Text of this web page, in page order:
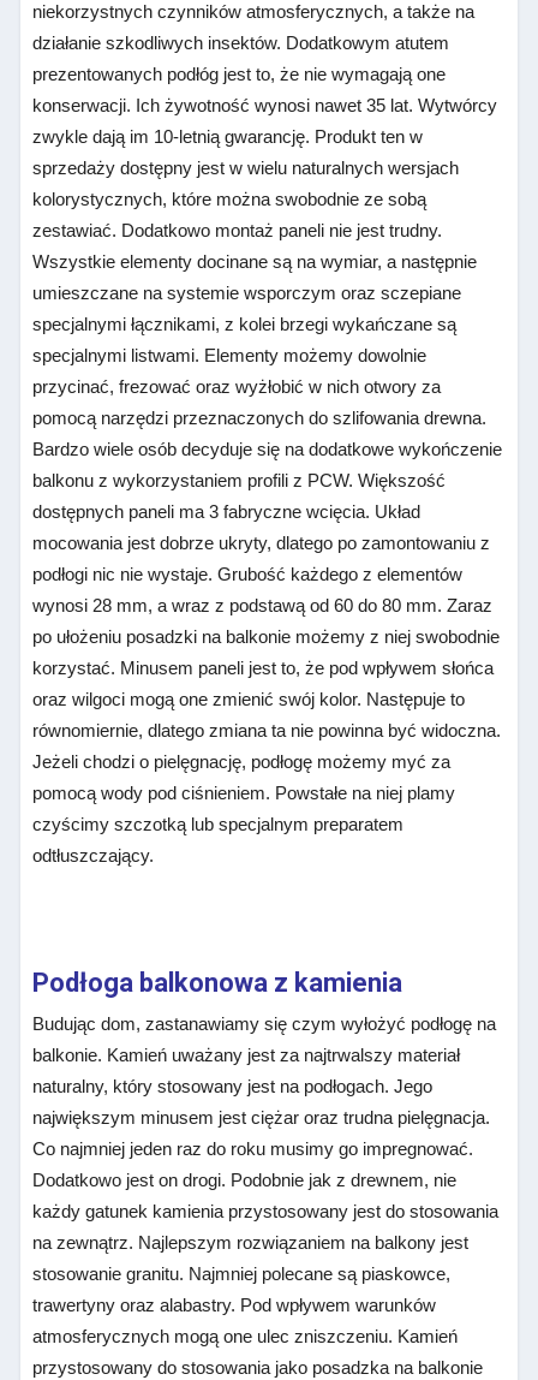
niekorzystnych czynników atmosferycznych, a także na
działanie szkodliwych insektów. Dodatkowym atutem
prezentowanych podłóg jest to, że nie wymagają one
konserwacji. Ich żywotność wynosi nawet 35 lat. Wytwórcy
zwykle dają im 10-letnią gwarancję. Produkt ten w
sprzedaży dostępny jest w wielu naturalnych wersjach
kolorystycznych, które można swobodnie ze sobą
zestawiać. Dodatkowo montaż paneli nie jest trudny.
Wszystkie elementy docinane są na wymiar, a następnie
umieszczane na systemie wsporczym oraz sczepiane
specjalnymi łącznikami, z kolei brzegi wykańczane są
specjalnymi listwami. Elementy możemy dowolnie
przycinać, frezować oraz wyżłobić w nich otwory za
pomocą narzędzi przeznaczonych do szlifowania drewna.
Bardzo wiele osób decyduje się na dodatkowe wykończenie
balkonu z wykorzystaniem profili z PCW. Większość
dostępnych paneli ma 3 fabryczne wcięcia. Układ
mocowania jest dobrze ukryty, dlatego po zamontowaniu z
podłogi nic nie wystaje. Grubość każdego z elementów
wynosi 28 mm, a wraz z podstawą od 60 do 80 mm. Zaraz
po ułożeniu posadzki na balkonie możemy z niej swobodnie
korzystać. Minusem paneli jest to, że pod wpływem słońca
oraz wilgoci mogą one zmienić swój kolor. Następuje to
równomiernie, dlatego zmiana ta nie powinna być widoczna.
Jeżeli chodzi o pielęgnację, podłogę możemy myć za
pomocą wody pod ciśnieniem. Powstałe na niej plamy
czyścimy szczotką lub specjalnym preparatem
odtłuszczający.
Podłoga balkonowa z kamienia
Budując dom, zastanawiamy się czym wyłożyć podłogę na
balkonie. Kamień uważany jest za najtrwalszy materiał
naturalny, który stosowany jest na podłogach. Jego
największym minusem jest ciężar oraz trudna pielęgnacja.
Co najmniej jeden raz do roku musimy go impregnować.
Dodatkowo jest on drogi. Podobnie jak z drewnem, nie
każdy gatunek kamienia przystosowany jest do stosowania
na zewnątrz. Najlepszym rozwiązaniem na balkony jest
stosowanie granitu. Najmniej polecane są piaskowce,
trawertyny oraz alabastry. Pod wpływem warunków
atmosferycznych mogą one ulec zniszczeniu. Kamień
przystosowany do stosowania jako posadzka na balkonie